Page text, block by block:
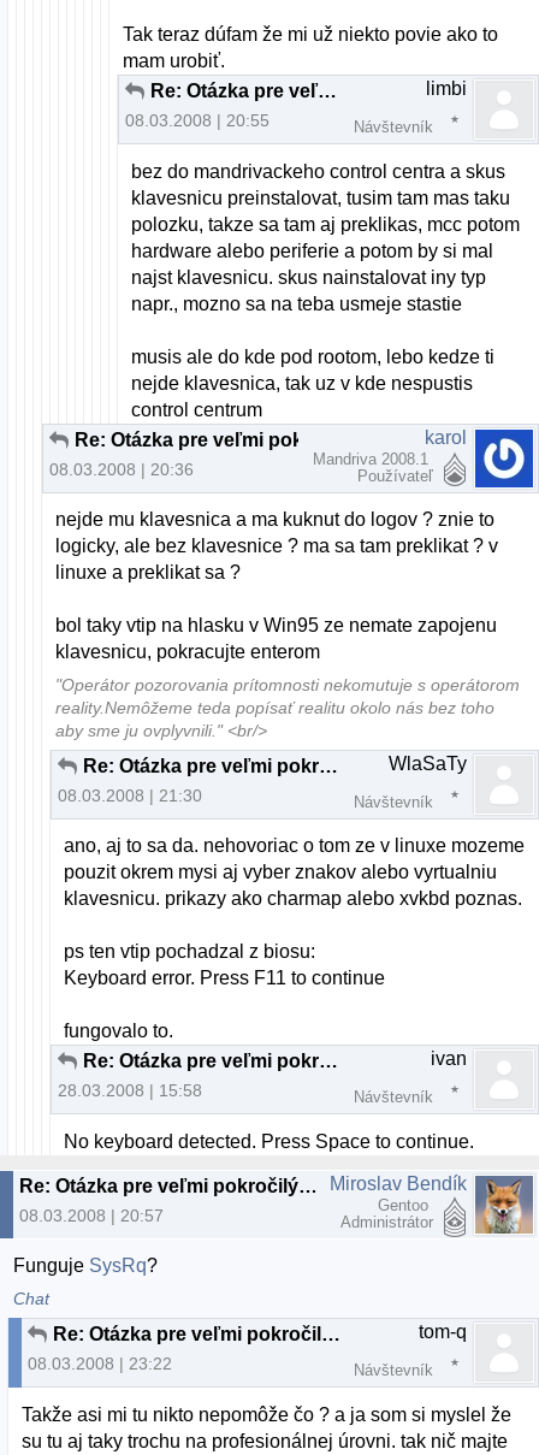
Tak teraz dúfam že mi už niekto povie ako to
mam urobiť.
Re: Otázka pre veľmi pokročilých až profesionálov
08.03.2008 | 20:55
limbi
Návštevník
bez do mandrivackeho control centra a skus
klavesnicu preinstalovat, tusim tam mas taku
polozku, takze sa tam aj preklikas, mcc potom
hardware alebo periferie a potom by si mal
najst klavesnicu. skus nainstalovat iny typ
napr., mozno sa na teba usmeje stastie
musis ale do kde pod rootom, lebo kedze ti
nejde klavesnica, tak uz v kde nespustis
control centrum
08.03.2008 | 20:36
karol
Mandriva 2008.1
Používateľ
nejde mu klavesnica a ma kuknut do logov ? znie to
logicky, ale bez klavesnice ? ma sa tam preklikat ? v
linuxe a preklikat sa ?
bol taky vtip na hlasku v Win95 ze nemate zapojenu
klavesnicu, pokracujte enterom
"Operátor pozorovania prítomnosti nekomutuje s operátorom
reality.Nemôžeme teda popísať realitu okolo nás bez toho
aby sme ju ovplyvnili." <br/>
Re: Otázka pre veľmi pokročilých až profesionálov
08.03.2008 | 21:30
WlaSaTy
Návštevník
ano, aj to sa da. nehovoriac o tom ze v linuxe mozeme
pouzit okrem mysi aj vyber znakov alebo vyrtualniu
klavesnicu. prikazy ako charmap alebo xvkbd poznas.
ps ten vtip pochadzal z biosu:
Keyboard error. Press F11 to continue
fungovalo to.
Re: Otázka pre veľmi pokročilých až profesionálov
28.03.2008 | 15:58
ivan
Návštevník
No keyboard detected. Press Space to continue.
Re: Otázka pre veľmi pokročilých až profesionálov
08.03.2008 | 20:57
Miroslav Bendík
Gentoo
Administrátor
Funguje SysRq?
Chat
Re: Otázka pre veľmi pokročilých až profesionálov
08.03.2008 | 23:22
tom-q
Návštevník
Takže asi mi tu nikto nepomôže čo ? a ja som si myslel že
su tu aj taky trochu na profesionálnej úrovni. tak nič majte